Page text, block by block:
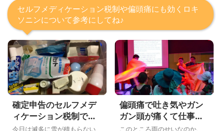
セルフメディケーション税制や偏頭痛にも効くロキ
ソニンについて参考にしてね♪
確定申告のセルフメデ
ィケーション税制で医
療費控除とは？内容や
今日は滅多に雪が積もらない
偏頭痛で吐き気やガン
ガン頭が痛くて仕事に
ならない！原因や効き
このところ雨のせいなのか、